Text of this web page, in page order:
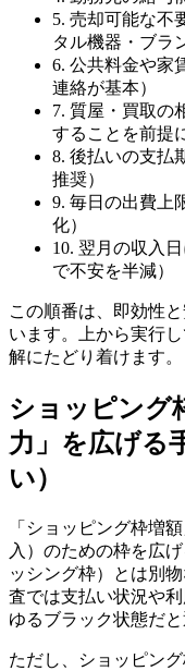
5. 売却可能な不
タル機器・ブラ
6. 公共料金や家
連絡が基本）
7. 質屋・買取の
することを前提
8. 後払いの支払
推奨）
9. 毎日の出費上
化）
10. 翌月の収入
で不安を半減）
この順番は、即効性
います。上から実行
解にたどり着けます。
ショッピング
力」を広げる
い）
「ショッピング枠増
入）のための枠を広
ッシング枠）とは別
査では支払い状況や
ゆるブラック状態だ
ただし、ショッピン